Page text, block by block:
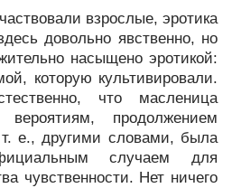
взрослые, эротика
довольно явственно, но
насыщено эротикой:
которую культивировали.
что масленица
продолжением
е., другими словами, была
случаем для
чувственности. Нет ничего